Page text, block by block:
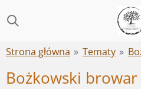
do
treści
Strona główna » Tematy »
Bożkowski browar